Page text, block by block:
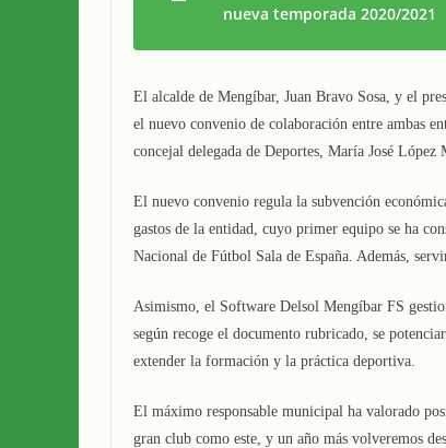
nueva temporada 2020/2021
El alcalde de Mengíbar, Juan Bravo Sosa, y el
el nuevo convenio de colaboración entre ambas
concejal delegada de Deportes, María José López
El nuevo convenio regula la subvención
gastos de la entidad, cuyo primer equipo se ha
Nacional de Fútbol Sala de España. Además,
Asimismo, el Software Delsol Mengíbar FS
según recoge el documento rubricado, se
extender la formación y la práctica deportiva.
El máximo responsable municipal ha valorado
gran club como este, y un año más volveremos